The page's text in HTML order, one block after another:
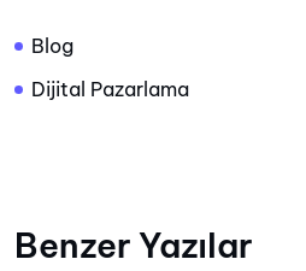
Blog
Dijital Pazarlama
Benzer Yazılar